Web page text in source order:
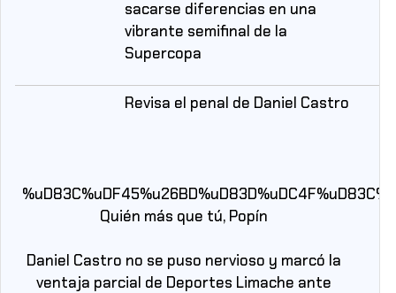
sacarse diferencias en una
vibrante semifinal de la
Supercopa
Revisa el penal de Daniel Castro
Quién más que tú, Popín
Daniel Castro no se puso nervioso y marcó la
ventaja parcial de Deportes Limache ante